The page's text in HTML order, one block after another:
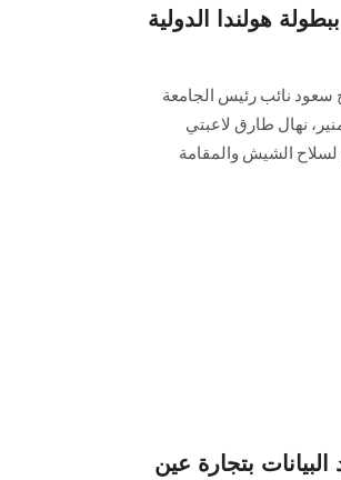
هولندا الدولية
سعود نائب رئيس الجامعة
نهال طارق لاعبتي
الشيش والمقامة
بتجارة عين